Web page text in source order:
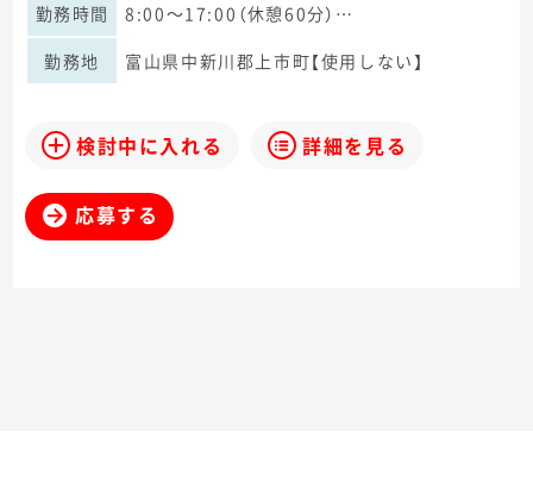
勤務時間
8:00～17:00（休憩60分）…
勤務地
富山県中新川郡上市町【使用しない】
検討中に入れる 詳細を見る
応募する